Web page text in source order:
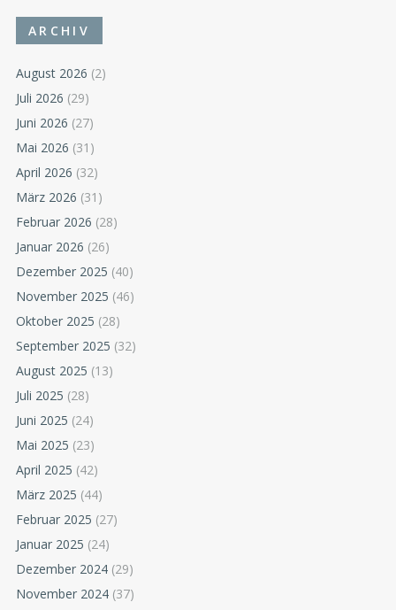
ARCHIV
August 2026 (2)
Juli 2026 (29)
Juni 2026 (27)
Mai 2026 (31)
April 2026 (32)
März 2026 (31)
Februar 2026 (28)
Januar 2026 (26)
Dezember 2025 (40)
November 2025 (46)
Oktober 2025 (28)
September 2025 (32)
August 2025 (13)
Juli 2025 (28)
Juni 2025 (24)
Mai 2025 (23)
April 2025 (42)
März 2025 (44)
Februar 2025 (27)
Januar 2025 (24)
Dezember 2024 (29)
November 2024 (37)